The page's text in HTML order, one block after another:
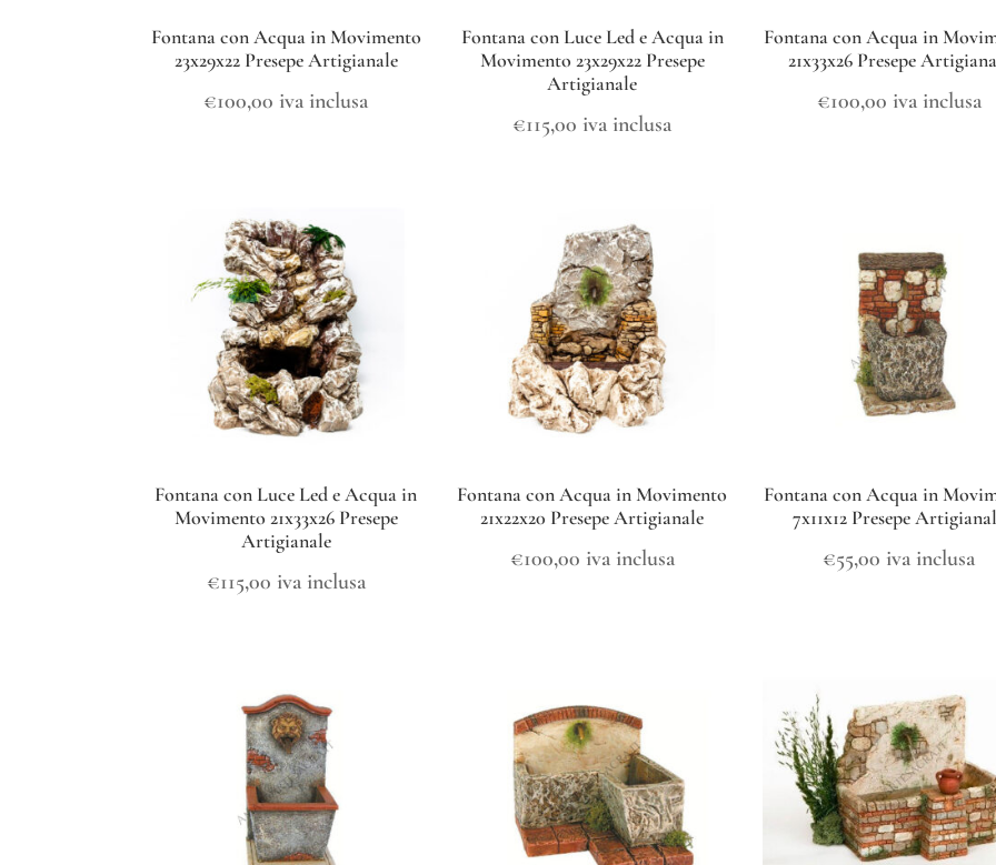
Fontana con Acqua in Movimento
23x29x22 Presepe Artigianale
€100,00 iva inclusa
Fontana con Luce Led e Acqua in
Movimento 23x29x22 Presepe
Artigianale
€115,00 iva inclusa
Fontana con Acqua in
21x33x26 Presepe
€100,00 iva inclusa
Fontana con Luce Led e Acqua in
Movimento 21x33x26 Presepe
Artigianale
€115,00 iva inclusa
Fontana con Acqua in Movimento
21x22x20 Presepe Artigianale
€100,00 iva inclusa
Fontana con Acqua in
7x11x12 Presepe
€55,00 iva inclusa